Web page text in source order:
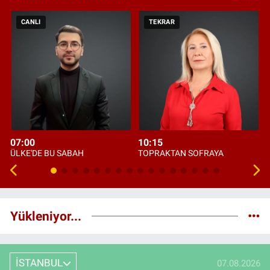
CANLI
07:00
ÜLKE'DE BU SABAH
TEKRAR
10:15
TOPRAKTAN SOFRAYA
Yükleniyor...
İSTANBUL 07.08.2026